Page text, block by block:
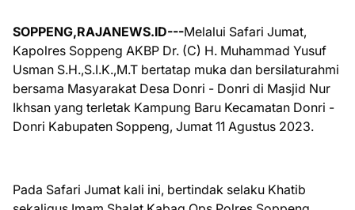
SOPPENG,RAJANEWS.ID---Melalui Safari Jumat,
Kapolres Soppeng AKBP Dr. (C) H. Muhammad Yusuf
Usman S.H.,S.I.K.,M.T bertatap muka dan bersilaturahmi
bersama Masyarakat Desa Donri - Donri di Masjid Nur
Ikhsan yang terletak Kampung Baru Kecamatan Donri -
Donri Kabupaten Soppeng, Jumat 11 Agustus 2023.
Pada Safari Jumat kali ini, bertindak selaku Khatib